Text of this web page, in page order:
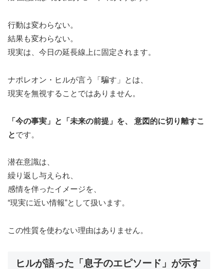
行動は変わらない。
結果も変わらない。
現実は、今日の延長線上に固定されます。
ナポレオン・ヒルが言う「騙す」とは、
現実を無視することではありません。
「今の事実」と「未来の前提」を、 意図的に切り離すこ
とです。
潜在意識は、
繰り返し与えられ、
感情を伴ったイメージを、
“現実に近い情報”として扱います。
この性質を使わない理由はありません。
ヒルが語った「息子のエピソード」が示す